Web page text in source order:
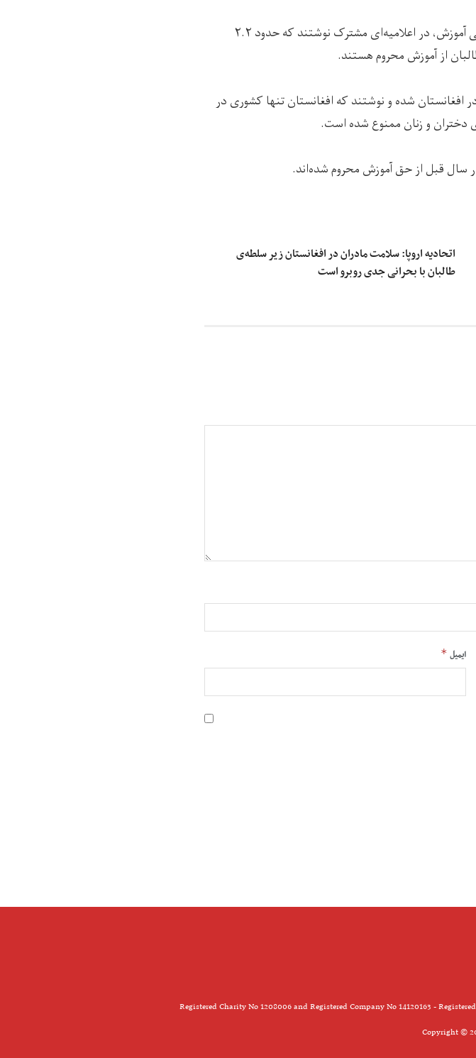
سازمان‌های یونسکو و یونیسف نیز امروز به مناسبت روز جهانی آموزش، در اعلامیه‌ای مشترک نوشتند که حدود ۲.۲
از آموزش محروم هستند.
افغانستان شده و نوشتند که افغانستان تنها کشوری در
دختران و زنان ممنوع شده است.
سال قبل از حق آموزش محروم شده‌اند.
اتحادیه اروپا: سلامت مادران در افغانستان زیر سلطه‌ی
طالبان با بحرانی جدی روبرو است
ایمیل *
Registered Charity No 1208006 and Registered Company No 14120163 -
Copyright ©